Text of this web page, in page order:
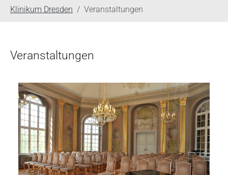
Klinikum Dresden Veranstaltungen
Veranstaltungen